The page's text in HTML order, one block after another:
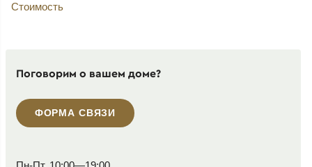
Стоимость
Поговорим о вашем доме?
ФОРМА СВЯЗИ